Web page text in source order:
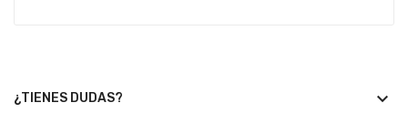
¿TIENES DUDAS? keyboard_arrow_down